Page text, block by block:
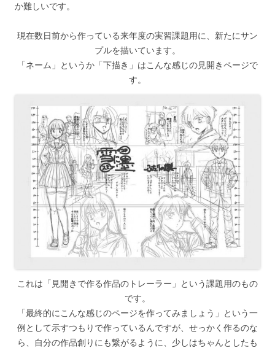
か難しいです。
現在数日前から作っている来年度の実習課題用に、新たにサン
プルを描いています。
「ネーム」というか「下描き」はこんな感じの見開きページで
す。
これは「見開きで作る作品のトレーラー」という課題用のもの
です。
「最終的にこんな感じのページを作ってみましょう」という一
例として示すつもりで作っているんですが、せっかく作るのな
ら、自分の作品創りにも繋がるように、少しはちゃんとしたも